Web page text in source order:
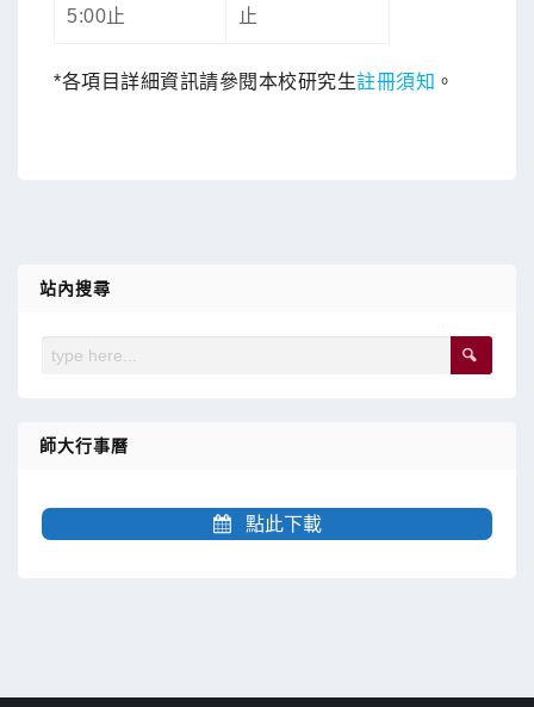
5:00止
止
*各項目詳細資訊請參閱本校研究生註冊須知 。
站內搜尋
師大行事曆
點此下載